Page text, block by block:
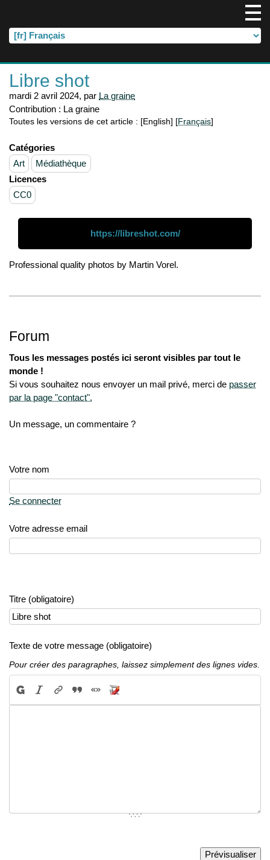
Libre shot
mardi 2 avril 2024, par La graine
Contribution : La graine
Toutes les versions de cet article : [English] [Français]
Catégories
Art
Médiathèque
Licences
CC0
https://libreshot.com/
Professional quality photos by Martin Vorel.
Forum
Tous les messages postés ici seront visibles par tout le
monde !
Si vous souhaitez nous envoyer un mail privé, merci de passer
par la page "contact".
Un message, un commentaire ?
Votre nom
Se connecter
Votre adresse email
Titre (obligatoire)
Texte de votre message (obligatoire)
Pour créer des paragraphes, laissez simplement des lignes vides.